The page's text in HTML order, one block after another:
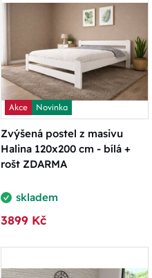
Akce
Novinka
Zvýšená postel z masivu
Halina 120x200 cm - bílá +
rošt ZDARMA
skladem
3899 Kč